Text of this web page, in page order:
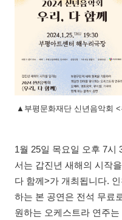
▲부평문화재단 신년음악회
1월 25일 목요일 오후 7시
서는 갑진년 새해의 시작
다 함께>가 개최됩니다.
하는 본 공연은 전석 무료
원하는 오케스트라 연주